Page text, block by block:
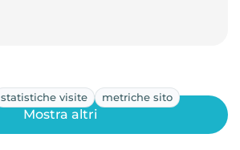
statistiche visite
metriche sito
Mostra altri